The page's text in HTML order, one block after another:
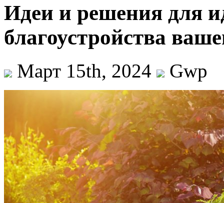
Идеи и решения для
благоустройства
Март 15th, 2024 Gwp